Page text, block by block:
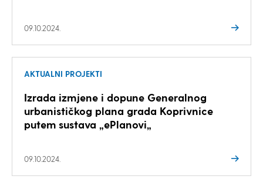
09.10.2024.
AKTUALNI PROJEKTI
Izrada izmjene i dopune Generalnog
urbanističkog plana grada Koprivnice
putem sustava „ePlanovi„
09.10.2024.